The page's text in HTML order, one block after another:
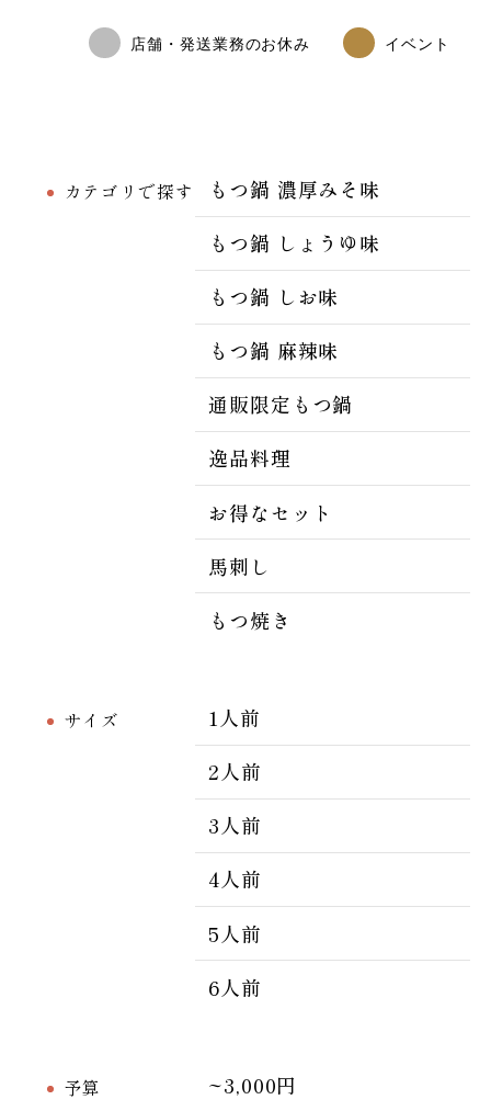
カテゴリで探す
もつ鍋 濃厚みそ味
もつ鍋 しょうゆ味
もつ鍋 しお味
もつ鍋 麻辣味
通販限定もつ鍋
逸品料理
お得なセット
馬刺し
もつ焼き
サイズ
1人前
2人前
3人前
4人前
5人前
6人前
予算
~3,000円
店舗・発送業務のお休み イベント